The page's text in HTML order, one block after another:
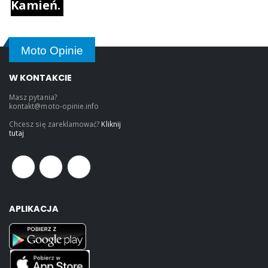
Agata - gość
przedmówcy. Byłam i musze stwierdzić,
zachowanie właściciela i niestety ostatni
Daro - gość
Kamień.
Moto Opinie
W KONTAKCIE
Masz pytania?
kontakt@moto-opinie.info
Chcesz się zareklamować? Kliknij
tutaj
APLIKACJA